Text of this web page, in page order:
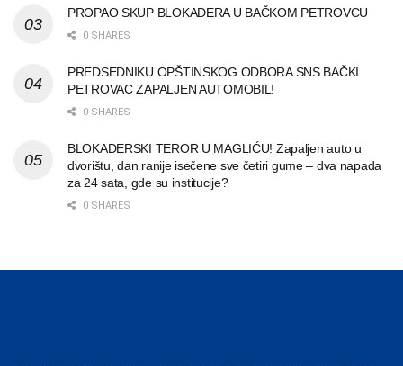
PROPAO SKUP BLOKADERA U BAČKOM PETROVCU
0 SHARES
PREDSEDNIKU OPŠTINSKOG ODBORA SNS BAČKI
PETROVAC ZAPALJEN AUTOMOBIL!
0 SHARES
BLOKADERSKI TEROR U MAGLIĆU! Zapaljen auto u
dvorištu, dan ranije isečene sve četiri gume – dva napada
za 24 sata, gde su institucije?
0 SHARES